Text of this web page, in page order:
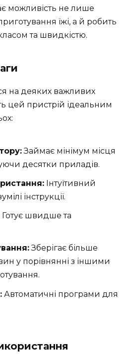
можливість не лише
їжі, а й робить
та швидкістю.
на деяких важливих
цей пристрій ідеальним
Займає мінімум місця
десятки приладів.
Інтуїтивний
інструкції.
Готує швидше та
Зберігає більше
у порівнянні з іншими
Автоматичні програми для